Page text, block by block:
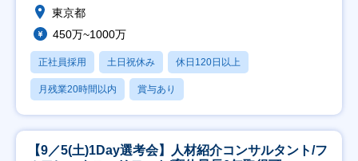
東京都
450万~1000万
正社員採用 土日祝休み 休日120日以上
月残業20時間以内 賞与あり
【9／5(土)1Day選考会】人材紹介コンサルタント/フ